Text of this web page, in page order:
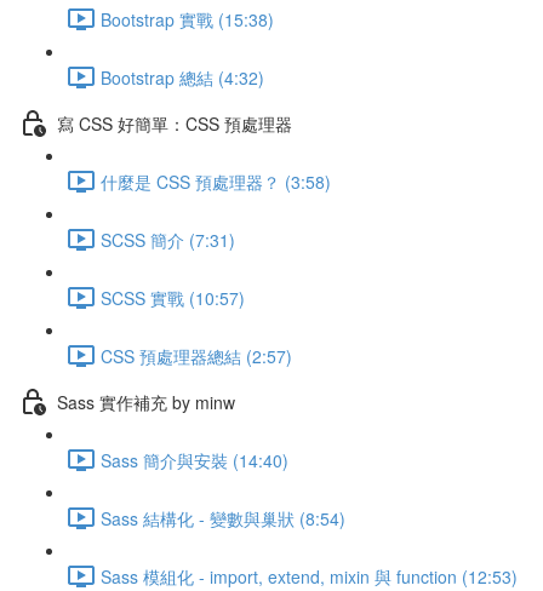
Bootstrap 實戰 (15:38)
Bootstrap 總結 (4:32)
寫 CSS 好簡單：CSS 預處理器
什麼是 CSS 預處理器？ (3:58)
SCSS 簡介 (7:31)
SCSS 實戰 (10:57)
CSS 預處理器總結 (2:57)
Sass 實作補充 by minw
Sass 簡介與安裝 (14:40)
Sass 結構化 - 變數與巢狀 (8:54)
Sass 模組化 - import, extend, mixin 與 function (12:53)